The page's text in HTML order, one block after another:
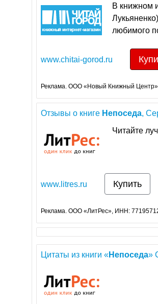
В книжном
любимого
www.chitai-gorod.ru
Реклама. ООО «Новый Книжный
Отзывы о книге Непоседа,
Читайте
www.litres.ru Купить
Реклама. ООО «ЛитРес», ИНН:
Цитаты из книги «Непоседа»